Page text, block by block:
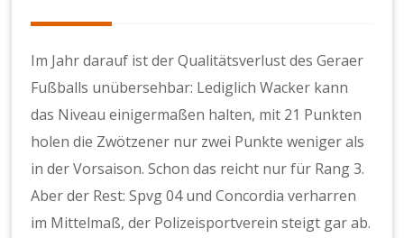
Im Jahr darauf ist der Qualitätsverlust des Geraer
Fußballs unübersehbar: Lediglich Wacker kann
das Niveau einigermaßen halten, mit 21 Punkten
holen die Zwötzener nur zwei Punkte weniger als
in der Vorsaison. Schon das reicht nur für Rang 3.
Aber der Rest: Spvg 04 und Concordia verharren
im Mittelmaß, der Polizeisportverein steigt gar ab.